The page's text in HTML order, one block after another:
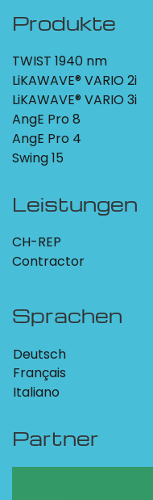
Produkte
TWIST 1940 nm
LiKAWAVE® VARIO 2i
LiKAWAVE® VARIO 3i
AngE Pro 8
AngE Pro 4
Swing 15
Leistungen
CH-REP
Contractor
Sprachen
Deutsch
Français
Italiano
Partner